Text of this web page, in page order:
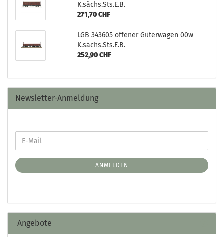
K.sächs.Sts.E.B.
271,70 CHF
LGB 343605 offener Güterwagen 00w
K.sächs.Sts.E.B.
252,90 CHF
Newsletter-Anmeldung
ANMELDEN
Angebote